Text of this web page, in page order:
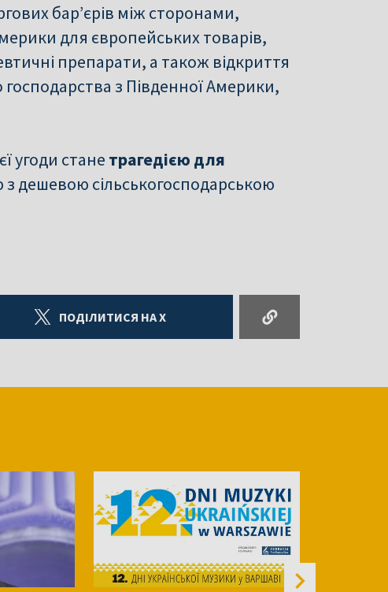
бар’єрів між сторонами,
для європейських товарів,
препарати, а також відкриття
господарства з Південної Америки,
угоди стане трагедією для
з дешевою сільськогосподарською
ПОДІЛИТИСЯ НА X